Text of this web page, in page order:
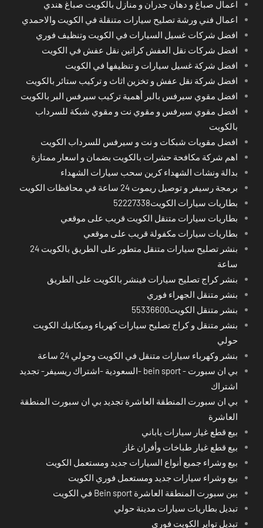
اعمال صباغ و دهان جدران و منازل بالكويت صباغ هندي
اعمال فني ورشة تصليح سيارات متنقلة في الكويت والاحمدي
افضل شركات غسيل السيارات في الكويت وتنظيف فوري
افضل شركات نقل العفش كراتين نقل عفش في الكويت
افضل شركة غسيل سيارات و تنظيفها في الكويت
افضل شركة نقل عفش و تخزين اثاث و تركيب ستائر بالكويت
افضل مقوي سيرفس بالبر أهمية تركيب سيرفس البر بالكويت
افضل مقوي سيرفس و مقوي نت و مقوي شبكة للسرداب
بالكويت
افضل مقويات شبكات و نت و سيرفس للسرداب الكويت
اهم شركة مكافحة حشرات بالكويت بضمان و اسعار ممتازة
بدالة ونشات الشهداء كرين سحب سيارات الشهداء
برمجة رسيفر و توصيل ريموت 24 ساعة في محافظات الكويت
بطاريات سيارات الكويت52227338
بطاريات سيارات متنقل الكويت قريب على موقعي
بطاريات سيارات مكفولة قريب على موقعي
بنشر تصليح سيارات متنقل متطور على الطريق بالكويت 24
ساعة
بنشر كراج تصليح سيارات فينشر بالكويت على الطريق
بنشر متنقل الجهراء فوري
بنشر متنقل الكويت55336600
بنشر متنقل و كراج تصليح سيارات كهرباء وميكانيك الكويت
حولي
بنشر وكهرباء سيارات متنقل في الكويت وحولي 24 ساعة
بي ان سبورت - bein sport -السعودية -اشتراك ريسيفر- تجديد
اشتراك
بي ان سبورت المنطقة العاشرة تجديد بي ان سبورت المنطقة
العاشرة
بيع قطع غيار سيارات ياباني
بيع قطع غيار طباخات وأفران غاز
بيع وشراء جميع أنواع السيارات جديد ومستعمل الكويت
بيع وشراء سيارات جديد ومستعمل فوري الكويت
بين سبورت المنطقة العاشرة Bein sport في الكويت
تبديل بطاريات سيارات مدينة حولي
تبديل تواير الكويت فوري